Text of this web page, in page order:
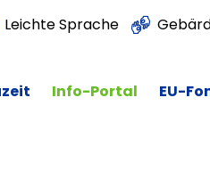
Leichte Sprache
Info-Portal EU-